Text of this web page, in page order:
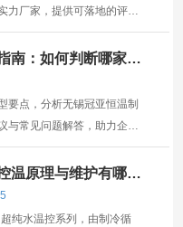
力厂家，提供可落地的评估
南：如何判断哪家产
要点，分析无锡冠亚恒温制
与常见问题解答，助力企业
温原理与维护有哪
纯水温控系列，由制冷循